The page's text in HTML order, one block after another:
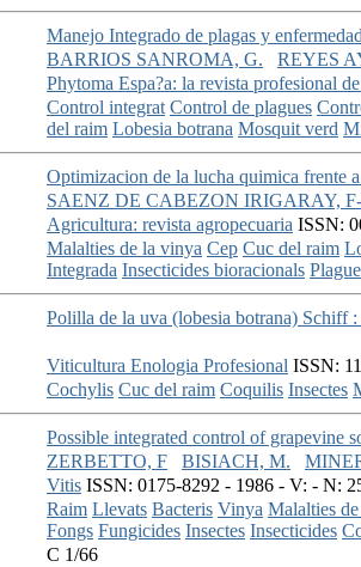
Manejo Integrado de plagas y
BARRIOS SANROMA, G.
REYES
Phytoma Espa?a: la revista profesional
Control integrat Control de plagues
del raim Lobesia botrana Mosquit verd
Optimizacion de la lucha quimica frente
SAENZ DE CABEZON IRIGARAY,
Agricultura: revista agropecuaria ISSN:
Malalties de la vinya Cep Cuc del raim
Integrada Insecticides bioracionals
Polilla de la uva (lobesia botrana) Schiff
Viticultura Enologia Profesional ISSN:
Cochylis Cuc del raim Coquilis Insectes
Possible integrated control of grapevine
ZERBETTO, F BISIACH, M.
Vitis ISSN: 0175-8292 - 1986 - V: - N:
Raim Llevats Bacteris Vinya Malalties
Fongs Fungicides Insectes Insecticides
C 1/66